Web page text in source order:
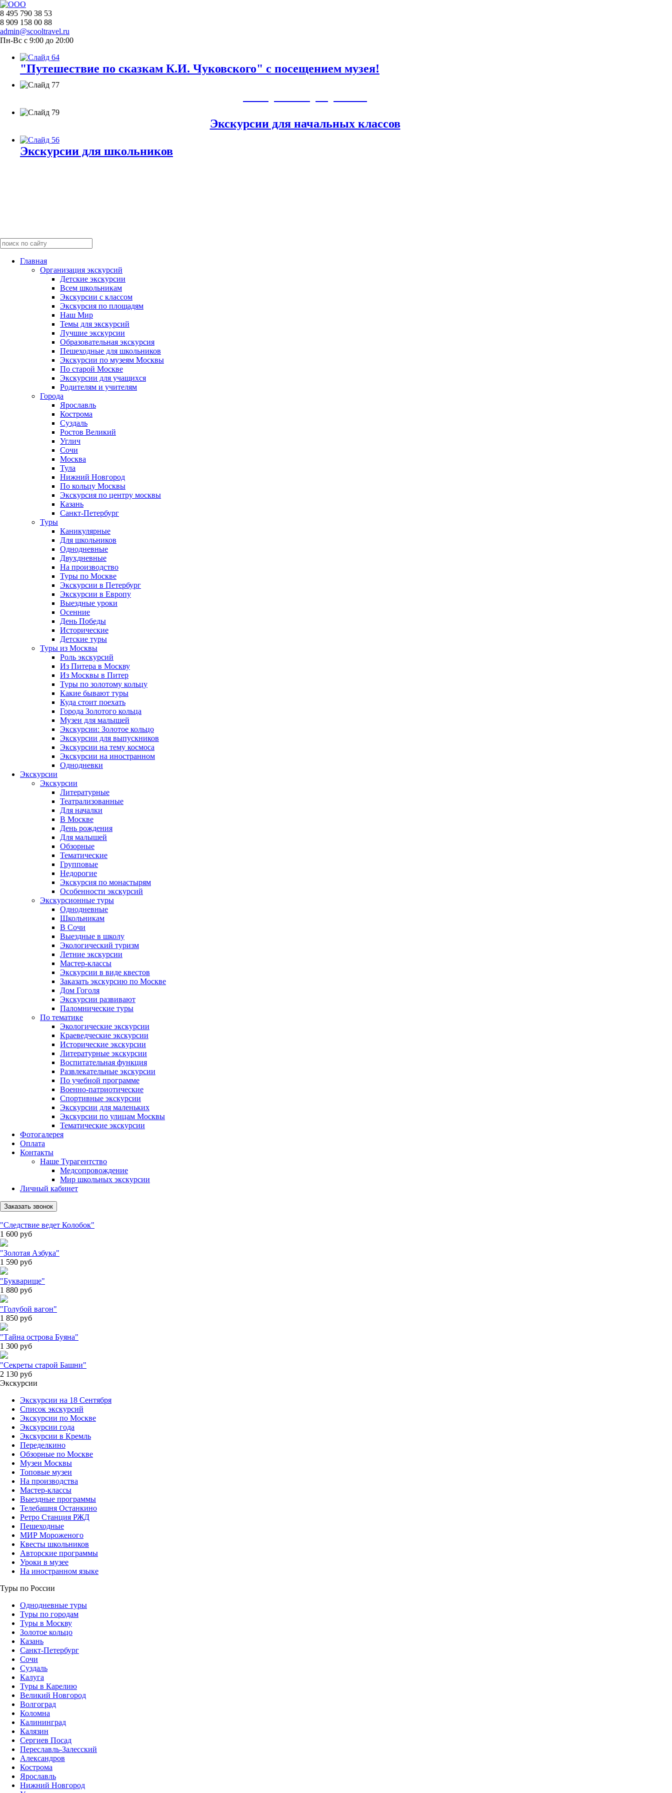
8 495 790 38 53
8 909 158 00 88
admin@scooltravel.ru
Пн-Вс с 9:00 до 20:00
"Путешествие по сказкам К.И. Чуковского" с посещением музея!
Экскурсии для начальных классов
Экскурсии для школьников
Главная
Организация экскурсий
Детские экскурсии
Всем школьникам
Экскурсии c классом
Экскурсия по площадям
Наш Мир
Темы для экскурсий
Лучшие экскурсии
Образовательная экскурсия
Пешеходные для школьников
Экскурсии по музеям Москвы
По старой Москве
Экскурсии для учащихся
Родителям и учителям
Города
Ярославль
Кострома
Суздаль
Ростов Великий
Углич
Сочи
Москва
Тула
Нижний Новгород
По кольцу Москвы
Экскурсия по центру москвы
Казань
Санкт-Петербург
Туры
Каникулярные
Для школьников
Однодневные
Двухдневные
На производство
Туры по Москве
Экскурсии в Петербург
Экскурсии в Европу
Выездные уроки
Осенние
День Победы
Исторические
Детские туры
Туры из Москвы
Роль экскурсий
Из Питера в Москву
Из Москвы в Питер
Туры по золотому кольцу
Какие бывают туры
Куда стоит поехать
Города Золотого кольца
Музеи для малышей
Экскурсии: Золотое кольцо
Экскурсии для выпускников
Экскурсии на тему космоса
Экскурсии на иностранном
Однодневки
Экскурсии
Экскурсии
Литературные
Театрализованные
Для началки
В Москве
День рождения
Для малышей
Обзорные
Тематические
Групповые
Недорогие
Экскурсия по монастырям
Особенности экскурсий
Экскурсионные туры
Однодневные
Школьникам
В Сочи
Выездные в школу
Экологический туризм
Летние экскурсии
Мастер-классы
Экскурсии в виде квестов
Заказать экскурсию по Москве
Дом Гоголя
Экскурсии развивают
Паломнические туры
По тематике
Экологические экскурсии
Краеведческие экскурсии
Исторические экскурсии
Литературные экскурсии
Воспитательная функция
Развлекательные экскурсии
По учебной программе
Военно-патриотические
Спортивные экскурсии
Экскурсии для маленьких
Экскурсии по улицам Москвы
Тематические экскурсии
Фотогалерея
Оплата
Контакты
Наше Турагентство
Медсопровождение
Мир школьных экскурсии
Личный кабинет
Заказать звонок
"Следствие ведет Колобок"
1 600 руб
"Золотая Азбука"
1 590 руб
"Букварище"
1 880 руб
"Голубой вагон"
1 850 руб
"Тайна острова Буяна"
1 300 руб
"Секреты старой Башни"
2 130 руб
Экскурсии
Экскурсии на 18 Сентября
Список экскурсий
Экскурсии по Москве
Экскурсии года
Экскурсии в Кремль
Переделкино
Обзорные по Москве
Музеи Москвы
Топовые музеи
На производства
Мастер-классы
Выездные программы
Телебашня Останкино
Ретро Станция РЖД
Пешеходные
МИР Мороженого
Квесты школьников
Авторские программы
Уроки в музее
На иностранном языке
Туры по России
Однодневные туры
Туры по городам
Туры в Москву
Золотое кольцо
Казань
Санкт-Петербург
Сочи
Суздаль
Калуга
Туры в Карелию
Великий Новгород
Волгоград
Коломна
Калининград
Калязин
Сергиев Посад
Переславль-Залесский
Александров
Кострома
Ярославль
Нижний Новгород